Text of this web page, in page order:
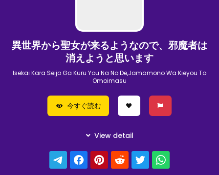
異世界から聖女が来るようなので、邪魔者は
消えようと思います
Isekai Kara Seijo Ga Kuru You Na No De,Jamamono Wa Kieyou To
Omoimasu
今すぐ読む